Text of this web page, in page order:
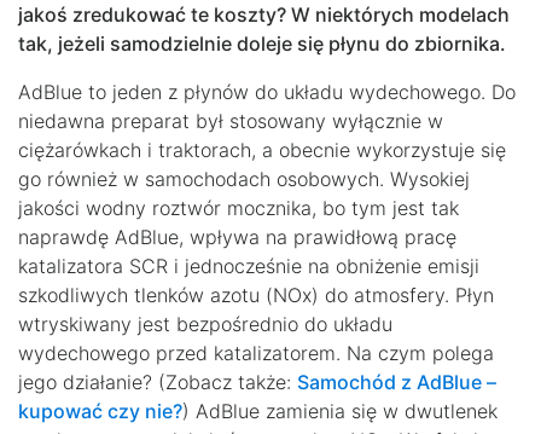
jakoś zredukować te koszty? W niektórych modelach
tak, jeżeli samodzielnie doleje się płynu do zbiornika.
AdBlue to jeden z płynów do układu wydechowego. Do
niedawna preparat był stosowany wyłącznie w
ciężarówkach i traktorach, a obecnie wykorzystuje się
go również w samochodach osobowych. Wysokiej
jakości wodny roztwór mocznika, bo tym jest tak
naprawdę AdBlue, wpływa na prawidłową pracę
katalizatora SCR i jednocześnie na obniżenie emisji
szkodliwych tlenków azotu (NOx) do atmosfery. Płyn
wtryskiwany jest bezpośrednio do układu
wydechowego przed katalizatorem. Na czym polega
jego działanie? (Zobacz także: Samochód z AdBlue –
kupować czy nie?) AdBlue zamienia się w dwutlenek